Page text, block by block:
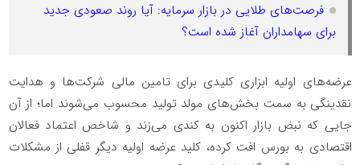
فرصت‌های طلایی در بازار سرمایه:‌ آیا روند صعودی جدید
برای سهامداران آغاز شده است؟
عرضه‌های اولیه ابزاری کلیدی برای تامین مالی شرکت‌ها و هدایت
نقدینگی به سمت بخش‌های مولد تولید محسوب می‌شوند اما؛ از آن
جایی که نبض بازار اکنون به کندی می‌زند و شاخص اعتماد فعالان
اقتصادی به بورس افت کرده، کلید عرضه اولیه دیگر قفلی از مشکلات